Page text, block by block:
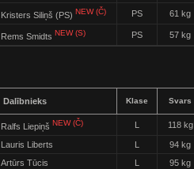
Kristers Siliņš (PS) NEW (Č) PS 61 kg
Rems Smidts NEW (S) PS 57 kg
Dalībnieks Klase Svars
Ralfs Liepiņš NEW (Č) 118 kg
Lauris Liberts 94 kg
Artūrs Tūcis 95 kg